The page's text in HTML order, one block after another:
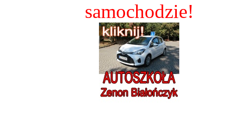
samochodzie!